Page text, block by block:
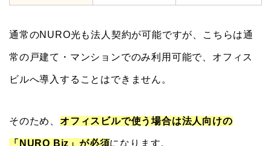
通常のNURO光も法人契約が可能ですが、こちらは通
常の戸建て・マンションでのみ利用可能で、オフィス
ビルへ導入することはできません。
そのため、 オフィスビルで使う場合は法人向けの
「NURO Biz」が必須になります。